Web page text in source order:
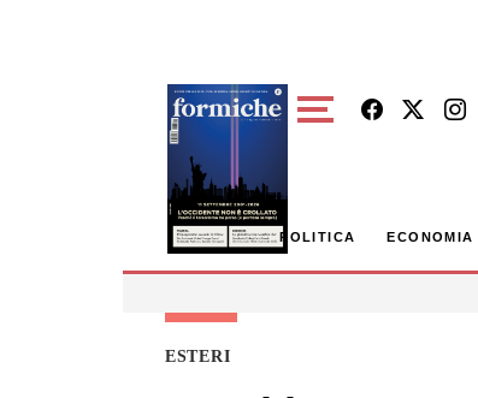
POLITICA ECONOMIA
ESTERI